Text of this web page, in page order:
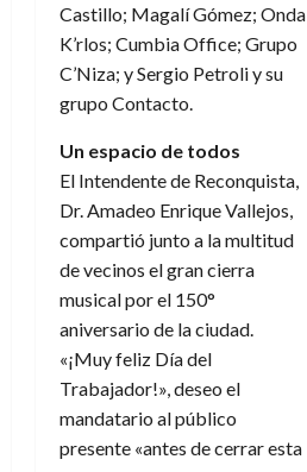
Castillo; Magalí Gómez; Onda
K’rlos; Cumbia Office; Grupo
C’Niza; y Sergio Petroli y su
grupo Contacto.
Un espacio de todos
El Intendente de Reconquista,
Dr. Amadeo Enrique Vallejos,
compartió junto a la multitud
de vecinos el gran cierra
musical por el 150°
aniversario de la ciudad.
«¡Muy feliz Día del
Trabajador!», deseo el
mandatario al público
presente «antes de cerrar esta